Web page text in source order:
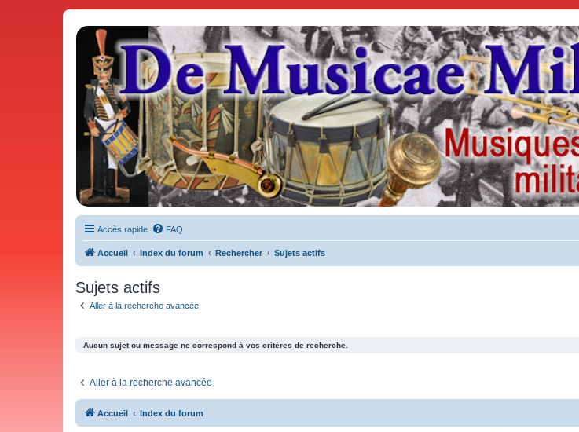
De Musicae Militari - Forums
Forums de discussions
Accès rapide FAQ
Accueil Index du forum Rechercher Sujets actifs
Sujets actifs
Aller à la recherche avancée
Aucun sujet ou message ne correspond à vos critères de recherche.
Aller à la recherche avancée
Accueil Index du forum